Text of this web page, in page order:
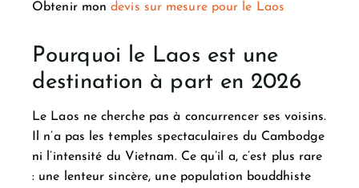
Obtenir mon devis sur mesure pour le Laos
Pourquoi le Laos est une
destination à part en 2026
Le Laos ne cherche pas à concurrencer ses voisins.
Il n’a pas les temples spectaculaires du Cambodge
ni l’intensité du Vietnam. Ce qu’il a, c’est plus rare
: une lenteur sincère, une population bouddhiste